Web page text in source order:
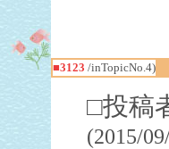
■3123 /inTopicNo.4)
□投稿
(2015/